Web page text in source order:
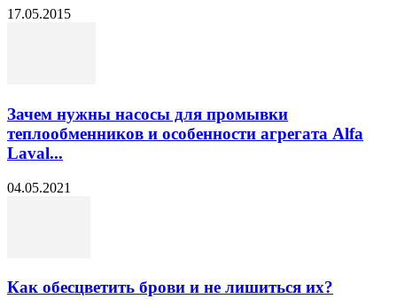
17.05.2015
Зачем нужны насосы для промывки
теплообменников и особенности агрегата Alfa
Laval...
04.05.2021
Как обесцветить брови и не лишиться их?